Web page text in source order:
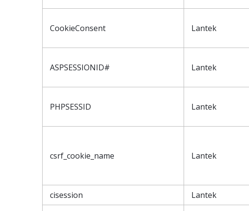
CookieConsent Lantek
ASPSESSIONID# Lantek
PHPSESSID Lantek
csrf_cookie_name Lantek
cisession Lantek